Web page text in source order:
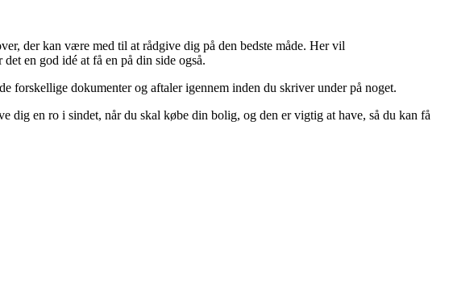
der kan være med til at rådgive dig på den bedste måde. Her vil
en god idé at få en på din side også.
forskellige dokumenter og aftaler igennem inden du skriver under på noget.
dig en ro i sindet, når du skal købe din bolig, og den er vigtig at have, så du kan få